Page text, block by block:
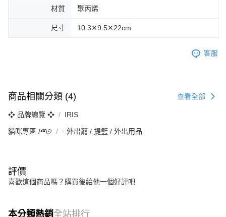
５．嚴禁一人註冊多個帳號或使用他人資訊註冊。若發現惡意使用之情形，
恩沛科技股份有限公司將有權停止該用戶之使用額度並採取法律行動。
材質 聚丙烯
尺寸 10.3✕9.5✕22cm
客服
商品相關分類 (4) 查看全部
❖ 品牌總覽 ❖ IRIS
貓咪專區 /•᷅‎‎•᷄\୭ ‐ 外出籠 / 提籃 / 外出用品
評價
喜歡這個商品嗎？購買後給他一個好評吧
本分類熱銷全站排行